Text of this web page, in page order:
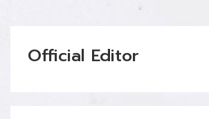
Official Editor